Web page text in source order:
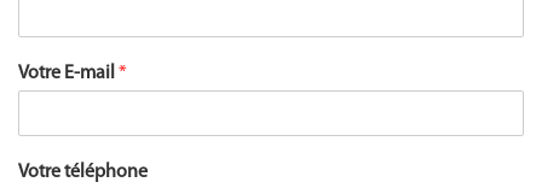
Votre E-mail *
Votre téléphone